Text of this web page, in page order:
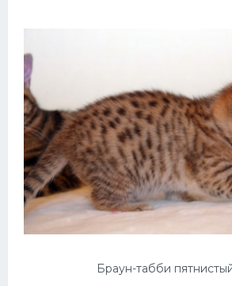
Браун-табби